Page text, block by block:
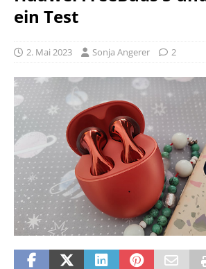
ein Test
2. Mai 2023 Sonja Angerer 2